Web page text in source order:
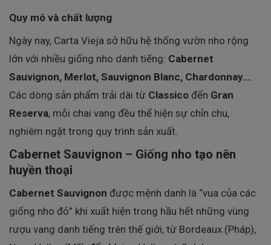
Quy mô và chất lượng
Ngày nay, Carta Vieja sở hữu hệ thống vườn nho rộng
lớn với nhiều giống nho danh tiếng: Cabernet
Sauvignon, Merlot, Sauvignon Blanc, Chardonnay….
Các dòng sản phẩm trải dài từ Classico đến Gran
Reserva, mỗi chai vang đều thể hiện sự chỉn chu,
nghiêm ngặt trong quy trình sản xuất.
Cabernet Sauvignon – Giống nho tạo nên
huyền thoại
Cabernet Sauvignon được mệnh danh là “vua của các
giống nho đỏ” khi xuất hiện trong hầu hết những vùng
rượu vang danh tiếng trên thế giới, từ Bordeaux (Pháp),